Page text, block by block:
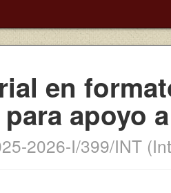
en
apoyo
2026-I/399/INT